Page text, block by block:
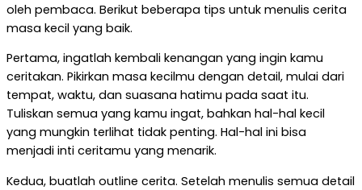
oleh pembaca. Berikut beberapa tips untuk menulis cerita
masa kecil yang baik.
Pertama, ingatlah kembali kenangan yang ingin kamu
ceritakan. Pikirkan masa kecilmu dengan detail, mulai dari
tempat, waktu, dan suasana hatimu pada saat itu.
Tuliskan semua yang kamu ingat, bahkan hal-hal kecil
yang mungkin terlihat tidak penting. Hal-hal ini bisa
menjadi inti ceritamu yang menarik.
Kedua, buatlah outline cerita. Setelah menulis semua detail